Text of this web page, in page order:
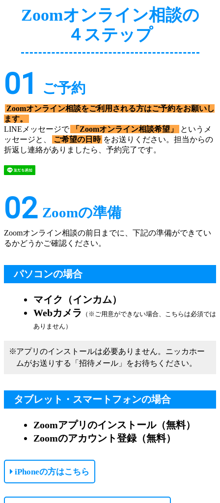
Zoomオンライン相談の
４ステップ
01 ご予約
Zoomオンライン相談をご利用される方はご予約をお願いし
ます。
LINEメッセージで
「Zoomオンライン相談希望」
というメ
ッセージと、
ご希望の日時 をお送りください。担当からの
折返し連絡がありましたら、予約完了です。
02 Zoomの準備
Zoomオンライン相談の前日までに、下記の準備ができてい
るかどうかご確認ください。
パソコンの場合
マイク（インカム）
Webカメラ
（※ご用意ができない場合、こちらは必須では
ありません）
アプリのインストールは必要ありません。ニッカホー
ムがお送りする「招待メール」をお待ちください。
タブレット・スマートフォンの場合
Zoomアプリのインストール（無料）
Zoomのアカウント登録（無料）
iPhoneの方はこちら